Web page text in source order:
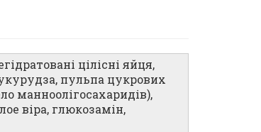
цілісні яйця,
пульпа цукрових
манноолігосахаридів),
віра, глюкозамін,